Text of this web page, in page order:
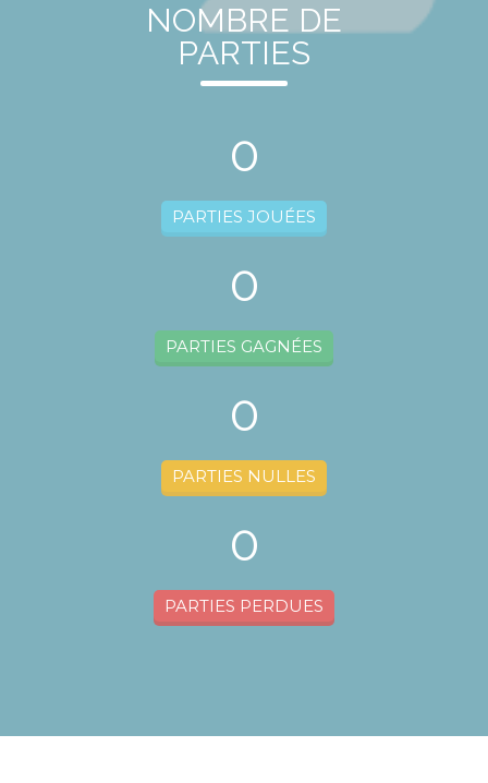
NOMBRE DE
PARTIES
0
PARTIES JOUÉES
0
PARTIES GAGNÉES
0
PARTIES NULLES
0
PARTIES PERDUES